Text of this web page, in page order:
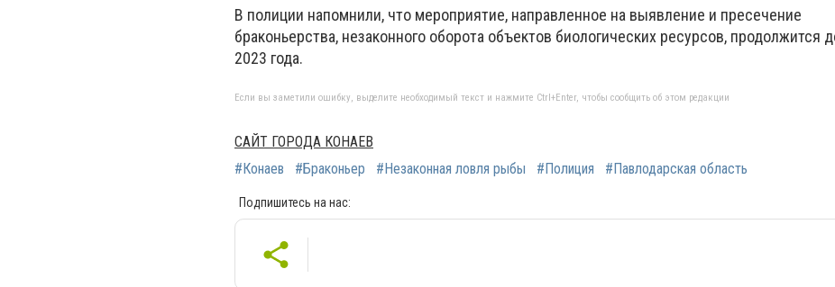
В полиции напомнили, что мероприятие, направленное на выявление и пресечение
браконьерства, незаконного оборота объектов биологических ресурсов, продолжится
2023 года.
Если вы заметили ошибку, выделите необходимый текст и нажмите Ctrl+Enter, чтобы сообщить об этом редакции
САЙТ ГОРОДА КОНАЕВ
#Конаев
#Браконьер #Незаконная ловля рыбы #Полиция #Павлодарская область
Подпишитесь на нас: